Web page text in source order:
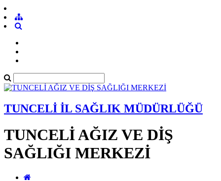
TUNCELİ İL SAĞLIK MÜDÜRLÜĞÜ
TUNCELİ AĞIZ VE DİŞ
SAĞLIĞI MERKEZİ